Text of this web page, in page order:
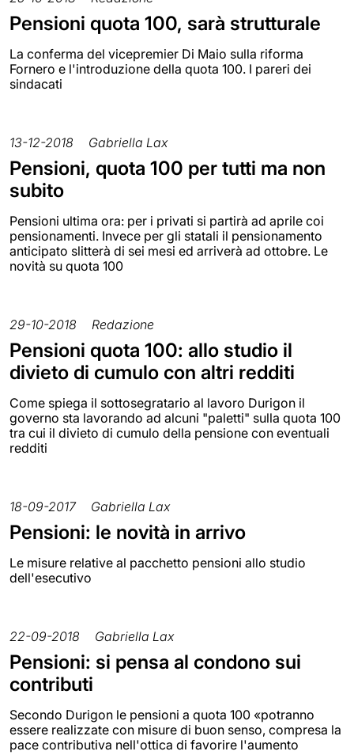
Pensioni quota 100, sarà strutturale
La conferma del vicepremier Di Maio sulla riforma
Fornero e l'introduzione della quota 100. I pareri dei
sindacati
13-12-2018 Gabriella Lax
Pensioni, quota 100 per tutti ma non
subito
Pensioni ultima ora: per i privati si partirà ad aprile coi
pensionamenti. Invece per gli statali il pensionamento
anticipato slitterà di sei mesi ed arriverà ad ottobre. Le
novità su quota 100
29-10-2018 Redazione
Pensioni quota 100: allo studio il
divieto di cumulo con altri redditi
Come spiega il sottosegratario al lavoro Durigon il
governo sta lavorando ad alcuni "paletti" sulla quota 100
tra cui il divieto di cumulo della pensione con eventuali
redditi
18-09-2017 Gabriella Lax
Pensioni: le novità in arrivo
Le misure relative al pacchetto pensioni allo studio
dell'esecutivo
22-09-2018 Gabriella Lax
Pensioni: si pensa al condono sui
contributi
Secondo Durigon le pensioni a quota 100 «potranno
essere realizzate con misure di buon senso, compresa la
pace contributiva nell'ottica di favorire l'aumento